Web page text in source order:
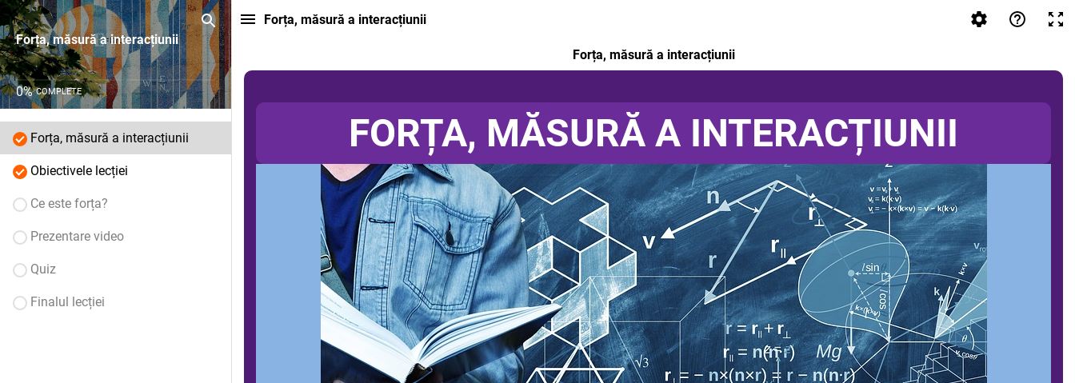
Forța, măsură a interacțiunii
0%COMPLETE
Forța, măsură a interacțiunii
Obiectivele lecției
Ce este forța?
Prezentare video
Quiz
Finalul lecției
Forța, măsură a interacțiunii
Forța, măsură a interacțiunii
FORȚA, MĂSURĂ A INTERACȚIUNII